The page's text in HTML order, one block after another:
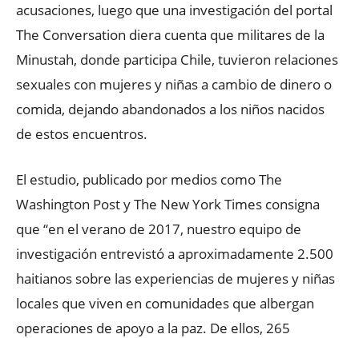
acusaciones, luego que una investigación del portal
The Conversation diera cuenta que militares de la
Minustah, donde participa Chile, tuvieron relaciones
sexuales con mujeres y niñas a cambio de dinero o
comida, dejando abandonados a los niños nacidos
de estos encuentros.
El estudio, publicado por medios como The
Washington Post y The New York Times consigna
que “en el verano de 2017, nuestro equipo de
investigación entrevistó a aproximadamente 2.500
haitianos sobre las experiencias de mujeres y niñas
locales que viven en comunidades que albergan
operaciones de apoyo a la paz. De ellos, 265